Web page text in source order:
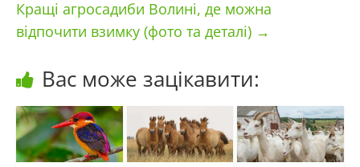
Кращі агросадиби Волині, де можна
відпочити взимку (фото та деталі) →
Вас може зацікавити: